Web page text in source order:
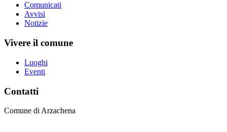
Comunicati
Avvisi
Notizie
Vivere il comune
Luoghi
Eventi
Contatti
Comune di Arzachena